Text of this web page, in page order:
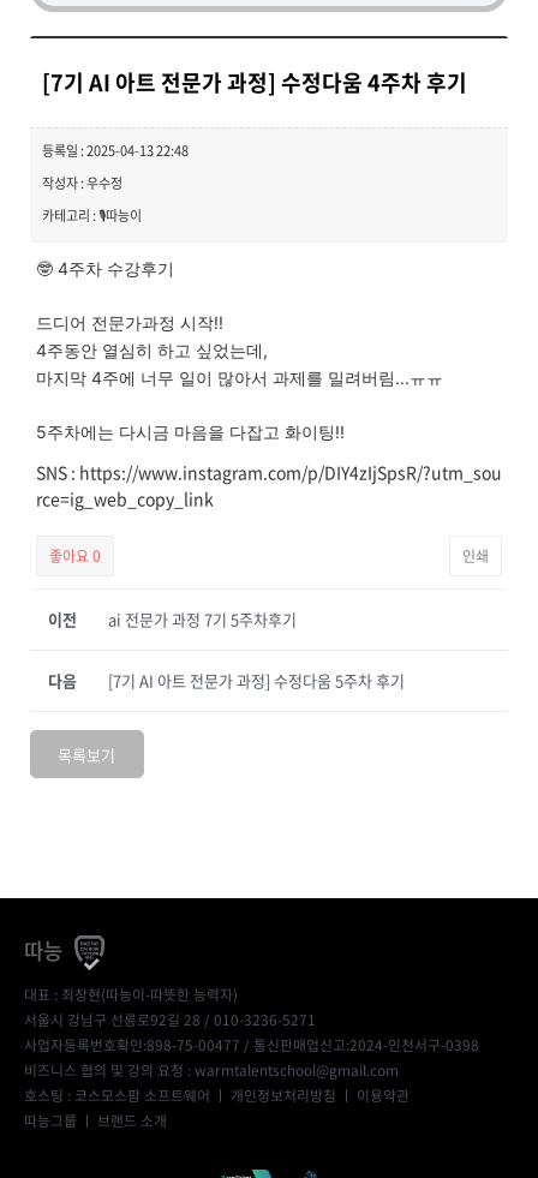
[7기 AI 아트 전문가 과정] 수정다움 4주차 후기
등록일 : 2025-04-13 22:48
작성자 : 우수정
카테고리 : 🎙️따능이
🤓 4주차 수강후기
드디어 전문가과정 시작!!
4주동안 열심히 하고 싶었는데,
마지막 4주에 너무 일이 많아서 과제를 밀려버림...ㅠㅠ
5주차에는 다시금 마음을 다잡고 화이팅!!
SNS : https://www.instagram.com/p/DIY4zIjSpsR/?utm_sou
rce=ig_web_copy_link
좋아요0 인쇄
이전 ai 전문가 과정 7기 5주차후기
[7기 AI 아트 전문가 과정] 수정다움 5주차 후기
다음
목록보기
따능
대표 : 최창현(따능이-따뜻한 능력자)
서울시 강남구 선릉로92길 28 / 010-3236-5271
사업자등록번호확인:898-75-00477 / 통신판매업신고:2024-인천서구-0398
비즈니스 협의 및 강의 요청 : warmtalentschool@gmail.com
호스팅 : 코스모스팜 소프트웨어 ㅣ 개인정보처리방침 ㅣ 이용약관
따능그룹 ㅣ 브랜드 소개